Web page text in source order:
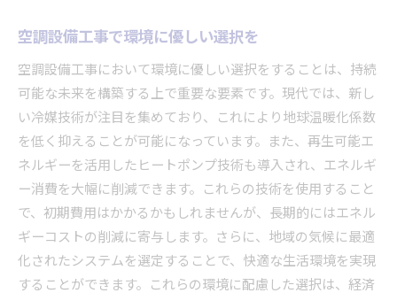
空調設備工事で環境に優しい選択を
空調設備工事において環境に優しい選択をすることは、持続
可能な未来を構築する上で重要な要素です。現代では、新し
い冷媒技術が注目を集めており、これにより地球温暖化係数
を低く抑えることが可能になっています。また、再生可能エ
ネルギーを活用したヒートポンプ技術も導入され、エネルギ
ー消費を大幅に削減できます。これらの技術を使用すること
で、初期費用はかかるかもしれませんが、長期的にはエネル
ギーコストの削減に寄与します。さらに、地域の気候に最適
化されたシステムを選定することで、快適な生活環境を実現
することができます。これらの環境に配慮した選択は、経済